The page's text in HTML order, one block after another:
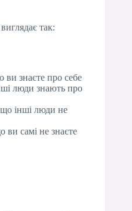
так:
ви знаєте про себе
люди знають про
інші люди не
ви самі не знаєте